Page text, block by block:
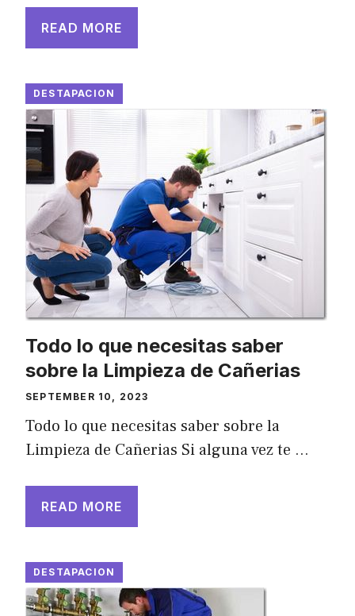
READ MORE
DESTAPACION
Todo lo que necesitas saber
sobre la Limpieza de Cañerias
SEPTEMBER 10, 2023
Todo lo que necesitas saber sobre la
Limpieza de Cañerias Si alguna vez te …
READ MORE
DESTAPACION